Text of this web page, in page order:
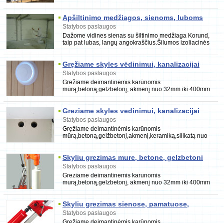
Apšiltinimo medžiagos, sienoms, luboms
Statybos paslaugos
Dažome vidines sienas su šiltinimo medžiaga Korund,
taip pat lubas, langų angokraščius.Šilumos izoliacinės
medžiagos naudojamos ir šilto vandentiekio
Gręžiame skyles vėdinimui, kanalizacijai
Statybos paslaugos
Grežiame deimantinėmis karūnomis
mūrą,betoną,gelzbetonį, akmenį nuo 32mm iki 400mm
naudojama tiksliai
Greziame skyles vedinimui, kanalizacijai
Statybos paslaugos
Gręžiame deimantinėmis karūnomis
mūrą,betoną,gelžbetonį,akmenį,keramiką,silikatą nuo
Skyliu grezimas mure, betone, gelzbetoni
Statybos paslaugos
Greziame deimantinemis karunomis
murą,betoną,gelzbetonį, akmenį nuo 32mm iki 400mm
skersmens,gylis pagal poreiki,kampas iki 45c.Tai
naudojama
Skyliu grezimas sienose, pamatuose,
perdangose
Statybos paslaugos